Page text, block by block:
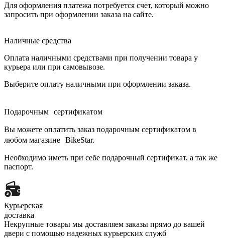
Для оформления платежа потребуется счет, который можно
запросить при оформлении заказа на сайте.
Наличные средства
Оплата наличными средствами при получении товара у
курьера или при самовывозе.
Выберите оплату наличными при оформлении заказа.
Подарочным сертификатом
Вы можете оплатить заказ подарочным сертификатом в
любом магазине BikeStar.
Необходимо иметь при себе подарочный сертификат, а так же
паспорт.
Курьерская
доставка
Некрупные товары мы доставляем заказы прямо до вашей
двери с помощью надежных курьерских служб